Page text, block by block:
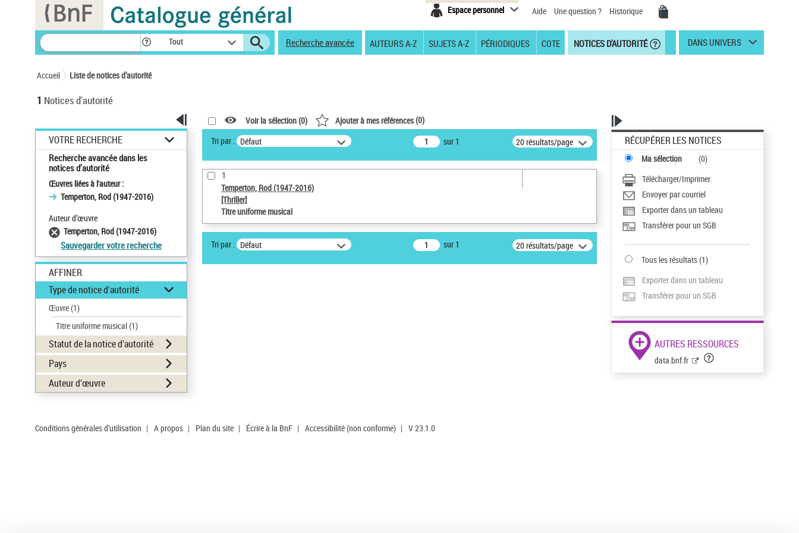
Espace personnel Aide Une question ? Historique
Tout Recherche avancée AUTEURS A-Z SUJETS A-Z PÉRIODIQUES COTE NOTICES D'AUTORITÉ DANS UNIVERS
Accueil Liste de notices d’autorité
1 Notices d'autorité
VOTRE RECHERCHE
Recherche avancée dans les
notices d’autorité
Œuvres liées à l'auteur :
Temperton, Rod (1947-2016)
Auteur d’œuvre
Temperton, Rod (1947-2016)
Sauvegarder votre recherche
AFFINER
Type de notice d'autorité
Œuvre(1)
Titre uniforme musical(1)
Statut de la notice d’autorité
Pays
Auteur d’œuvre
Voir la sélection (0) Ajouter à mes références(0)
Tri par : Défaut sur 1 20 résultats/page
1
Temperton, Rod (1947-2016)
[Thriller]
Titre uniforme musical
Tri par : Défaut sur 1 20 résultats/page
RÉCUPÉRER LES NOTICES
Ma sélection (0)
Télécharger/Imprimer
Envoyer par courriel
Exporter dans un tableau
Transférer pour un SGB
Tous les résultats(1)
Exporter dans un tableau
Transférer pour un SGB
AUTRES RESSOURCES
data.bnf.fr
Conditions générales d'utilisation | A propos | Plan du site | Écrire à la BnF | Accessibilité (non conforme) | V 23.1.0
Panneau de gestion des cookies